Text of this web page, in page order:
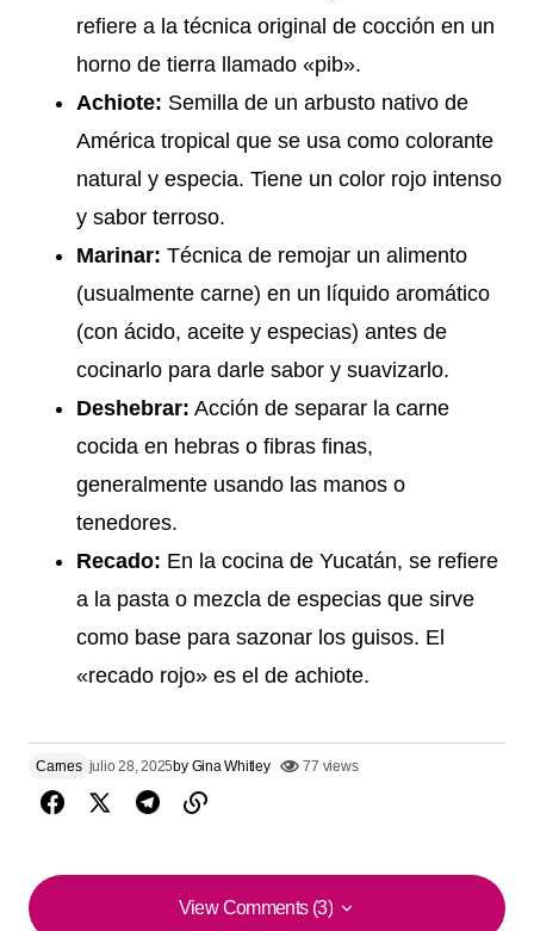
refiere a la técnica original de cocción en un
horno de tierra llamado «pib».
Achiote: Semilla de un arbusto nativo de
América tropical que se usa como colorante
natural y especia. Tiene un color rojo intenso
y sabor terroso.
Marinar: Técnica de remojar un alimento
(usualmente carne) en un líquido aromático
(con ácido, aceite y especias) antes de
cocinarlo para darle sabor y suavizarlo.
Deshebrar: Acción de separar la carne
cocida en hebras o fibras finas,
generalmente usando las manos o
tenedores.
Recado: En la cocina de Yucatán, se refiere
a la pasta o mezcla de especias que sirve
como base para sazonar los guisos. El
«recado rojo» es el de achiote.
Carnes julio 28, 2025by Gina Whitley 77 views
View Comments (3)